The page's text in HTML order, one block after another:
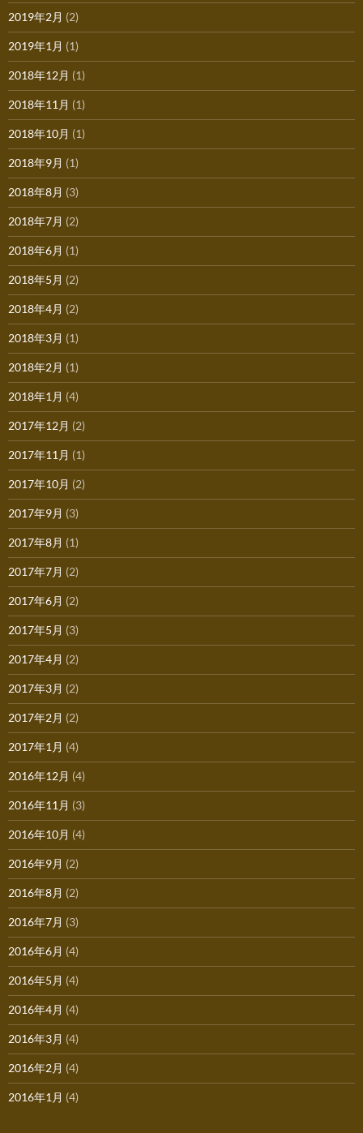
2019年2月 (2)
2019年1月 (1)
2018年12月 (1)
2018年11月 (1)
2018年10月 (1)
2018年9月 (1)
2018年8月 (3)
2018年7月 (2)
2018年6月 (1)
2018年5月 (2)
2018年4月 (2)
2018年3月 (1)
2018年2月 (1)
2018年1月 (4)
2017年12月 (2)
2017年11月 (1)
2017年10月 (2)
2017年9月 (3)
2017年8月 (1)
2017年7月 (2)
2017年6月 (2)
2017年5月 (3)
2017年4月 (2)
2017年3月 (2)
2017年2月 (2)
2017年1月 (4)
2016年12月 (4)
2016年11月 (3)
2016年10月 (4)
2016年9月 (2)
2016年8月 (2)
2016年7月 (3)
2016年6月 (4)
2016年5月 (4)
2016年4月 (4)
2016年3月 (4)
2016年2月 (4)
2016年1月 (4)